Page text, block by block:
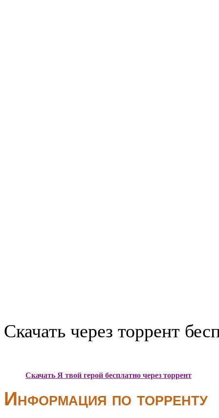
Скачать через торрент
Скачать Я твой герой бесплатно через торрент
Информация по торренту